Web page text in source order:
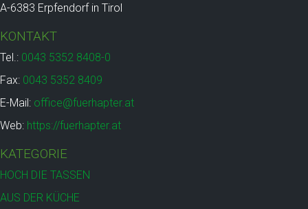
A-6383 Erpfendorf in Tirol
KONTAKT
Tel.: 0043 5352 8408-0
Fax: 0043 5352 8409
E-Mail: office@fuerhapter.at
Web: https://fuerhapter.at
KATEGORIE
HOCH DIE TASSEN
AUS DER KÜCHE